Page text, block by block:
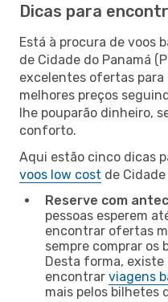
Dicas para
Está à procura de voos
de Cidade do Panamá
excelentes ofertas para
melhores preços
lhe pouparão dinheiro,
conforto.
Aqui estão cinco dicas
voos low cost de
Reserve com
pessoas esperem
encontrar ofertas
sempre comprar os
Desta forma, existe
encontrar viagens
mais pelos bilhetes